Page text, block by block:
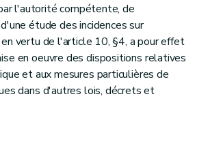
l'autorité compétente, de
étude des incidences sur
vertu de l'article 10, §4, a pour effet
en oeuvre des dispositions relatives
et aux mesures particulières de
dans d'autres lois, décrets et